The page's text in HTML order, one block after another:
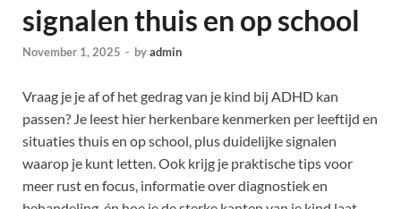
signalen thuis en op school
November 1, 2025 - byadmin
Vraag je je af of het gedrag van je kind bij ADHD kan
passen? Je leest hier herkenbare kenmerken per leeftijd en
situaties thuis en op school, plus duidelijke signalen
waarop je kunt letten. Ook krijg je praktische tips voor
meer rust en focus, informatie over diagnostiek en